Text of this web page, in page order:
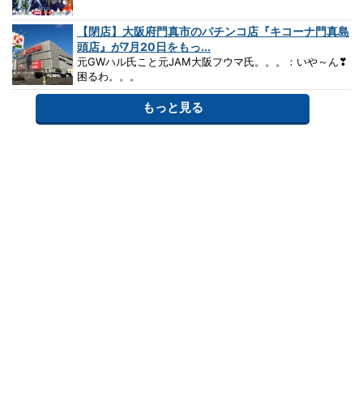
【閉店】大阪府門真市のパチンコ店『キコーナ門真島
頭店』が7月20日をもっ...
元GWハル氏こと元JAM大阪フウマ氏。。。：いや～ん❣
困るわ。。。
もっと見る